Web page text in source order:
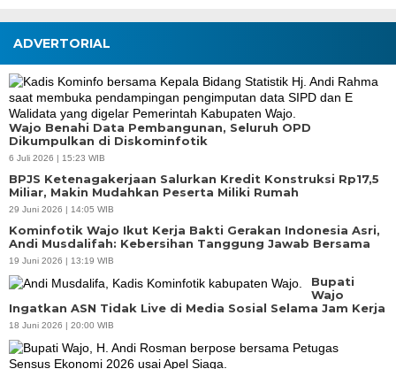
ADVERTORIAL
Wajo Benahi Data Pembangunan, Seluruh OPD
Dikumpulkan di Diskominfotik
6 Juli 2026 | 15:23 WIB
BPJS Ketenagakerjaan Salurkan Kredit Konstruksi Rp17,5
Miliar, Makin Mudahkan Peserta Miliki Rumah
29 Juni 2026 | 14:05 WIB
Kominfotik Wajo Ikut Kerja Bakti Gerakan Indonesia Asri,
Andi Musdalifah: Kebersihan Tanggung Jawab Bersama
19 Juni 2026 | 13:19 WIB
Bupati
Wajo
Ingatkan ASN Tidak Live di Media Sosial Selama Jam Kerja
18 Juni 2026 | 20:00 WIB